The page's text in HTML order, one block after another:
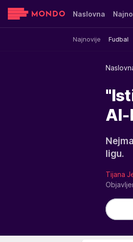
Naslovna
Najnovije Fudbal
Sensa Stvar
Al-
ligu.
Tijana